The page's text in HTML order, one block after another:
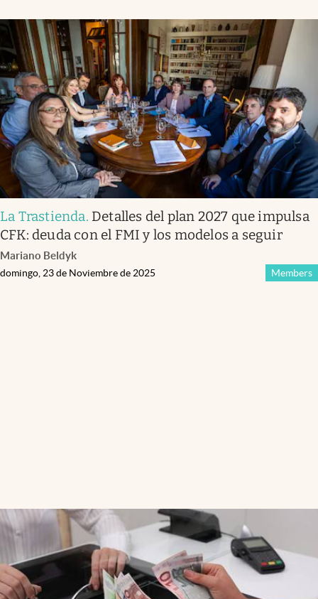
La Trastienda. Detalles del plan 2027 que impulsa
CFK: deuda con el FMI y los modelos a seguir
Mariano Beldyk
Members
domingo, 23 de Noviembre de 2025